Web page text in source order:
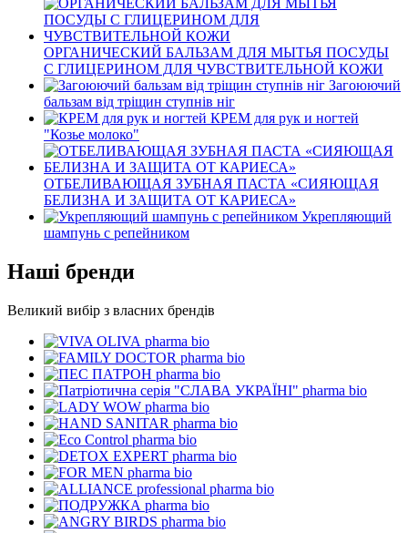
ОРГАНИЧЕСКИЙ БАЛЬЗАМ ДЛЯ МЫТЬЯ ПОСУДЫ
С ГЛИЦЕРИНОМ ДЛЯ ЧУВСТВИТЕЛЬНОЙ КОЖИ
Загоюючий
бальзам від тріщин ступнів ніг
КРЕМ для рук и ногтей
"Козье молоко"
ОТБЕЛИВАЮЩАЯ ЗУБНАЯ ПАСТА «СИЯЮЩАЯ
БЕЛИЗНА И ЗАЩИТА ОТ КАРИЕСА»
Укрепляющий
шампунь с репейником
Наші бренди
Великий вибір з власних брендів
pharma bio
pharma bio
pharma bio
pharma bio
pharma bio
pharma bio
pharma bio
pharma bio
pharma bio
pharma bio
pharma bio
pharma bio